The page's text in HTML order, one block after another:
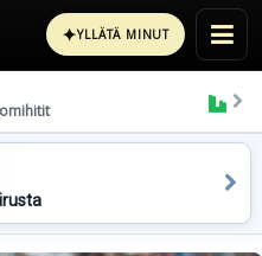
✦YLLÄTÄ MINUT